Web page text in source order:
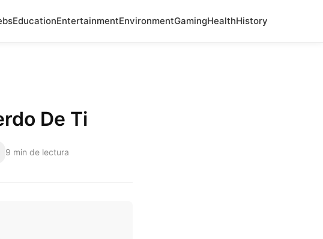
EducationEntertainmentEnvironmentGamingHealthHistory
De Ti
9 min de lectura